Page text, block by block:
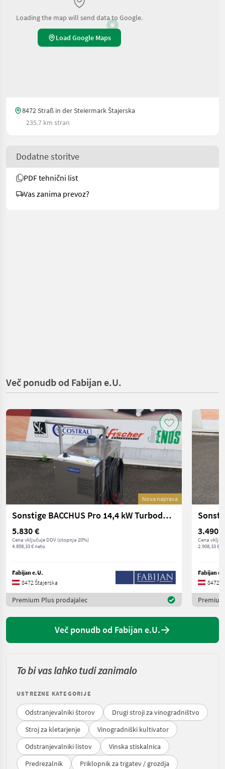
Loading the map will send data to Google.
Load Google Maps
8472 Straß in der Steiermark Štajerska
235.7 km stran
Dodatne storitve
PDF tehnični list
Vas zanima prevoz?
Več ponudb od Fabijan e.U.
Nova naprava
Sonstige BACCHUS Pro 14,4 kW Turbodämpfer
5.830 €
Cena vključuje DDV (stopnja 20%)
4.858,33 € neto
Fabijan e.U.
8472 Štajerska
Premium Plus prodajalec
3.490 €
Cena
2.908,33 €
Fabijan
8472
Več ponudb od Fabijan e.U.
To bi vas lahko tudi zanimalo
USTREZNE KATEGORIJE
Odstranjevalniki štorov
Drugi stroji za vinogradništvo
Stroj za kletarjenje
Vinogradniški kultivator
Odstranjevalniki listov
Vinska stiskalnica
Predrezalnik
Priklopnik za trgatev / grozdja